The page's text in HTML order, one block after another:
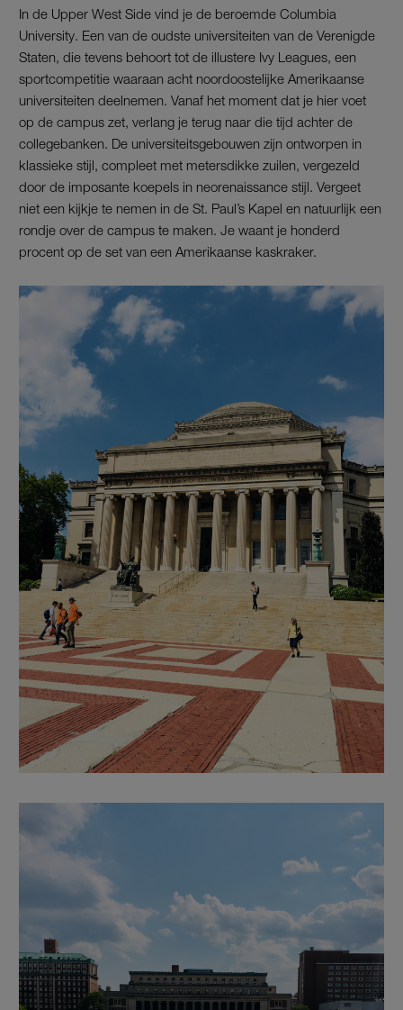
In de Upper West Side vind je de beroemde Columbia
University. Een van de oudste universiteiten van de Verenigde
Staten, die tevens behoort tot de illustere Ivy Leagues, een
sportcompetitie waaraan acht noordoostelijke Amerikaanse
universiteiten deelnemen. Vanaf het moment dat je hier voet
op de campus zet, verlang je terug naar die tijd achter de
collegebanken. De universiteitsgebouwen zijn ontworpen in
klassieke stijl, compleet met metersdikke zuilen, vergezeld
door de imposante koepels in neorenaissance stijl. Vergeet
niet een kijkje te nemen in de St. Paul’s Kapel en natuurlijk een
rondje over de campus te maken. Je waant je honderd
procent op de set van een Amerikaanse kaskraker.